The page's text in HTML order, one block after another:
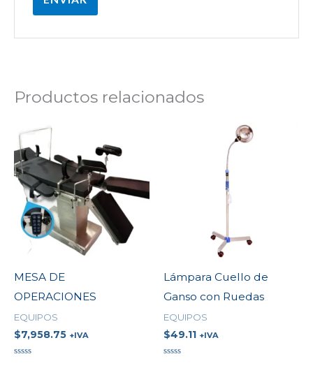
Productos relacionados
MESA DE
OPERACIONES
EQUIPOS
$7,958.75 +IVA
Lámpara Cuello de
Ganso con Ruedas
EQUIPOS
$49.11 +IVA